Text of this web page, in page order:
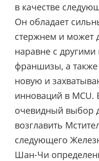
в качестве
Он обладает
стержнем и может
наравне с
франшизы, а также
новую и
инноваций в
очевидный выбор
возглавить
следующего
Шан-Чи